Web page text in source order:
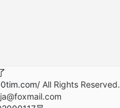
All Rights Reserved.